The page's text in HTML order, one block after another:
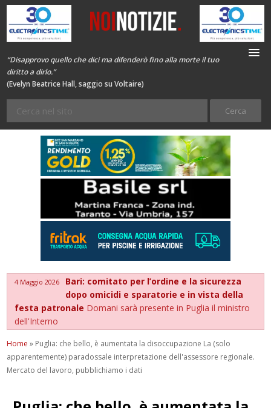
“Disapprovo quello che dici ma difenderò fino alla morte il tuo
diritto a dirlo.”
(Evelyn Beatrice Hall, saggio su Voltaire)
4 Maggio 2026
Bari: comitato per l’ordine e la sicurezza
dopo omicidi e sparatorie e in vista della
festa patronale Domani sarà presente in Puglia il ministro
dell'Interno
Home » Puglia: che bello, è aumentata la disoccupazione La (solo
apparentemente) paradossale interpretazione dell'assessore regionale.
Mercato del lavoro, pubblichiamo i dati